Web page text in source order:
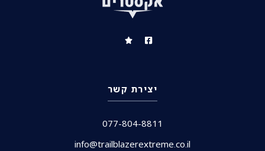
יצירת קשר
077-804-8811
info@trailblazerextreme.co.il